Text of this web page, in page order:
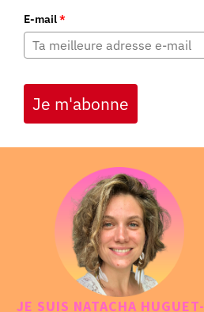
E-mail*
Je m'abonne
JE SUIS NATACHA HUGUET-